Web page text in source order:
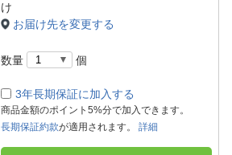
け
お届け先を変更する
数量 個
3年長期保証に加入する
商品金額のポイント5%分で加入できます。
長期保証約款が適用されます。 詳細